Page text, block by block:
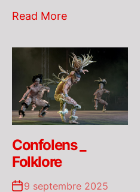
Read More
Confolens _
Folklore
9 septembre 2025